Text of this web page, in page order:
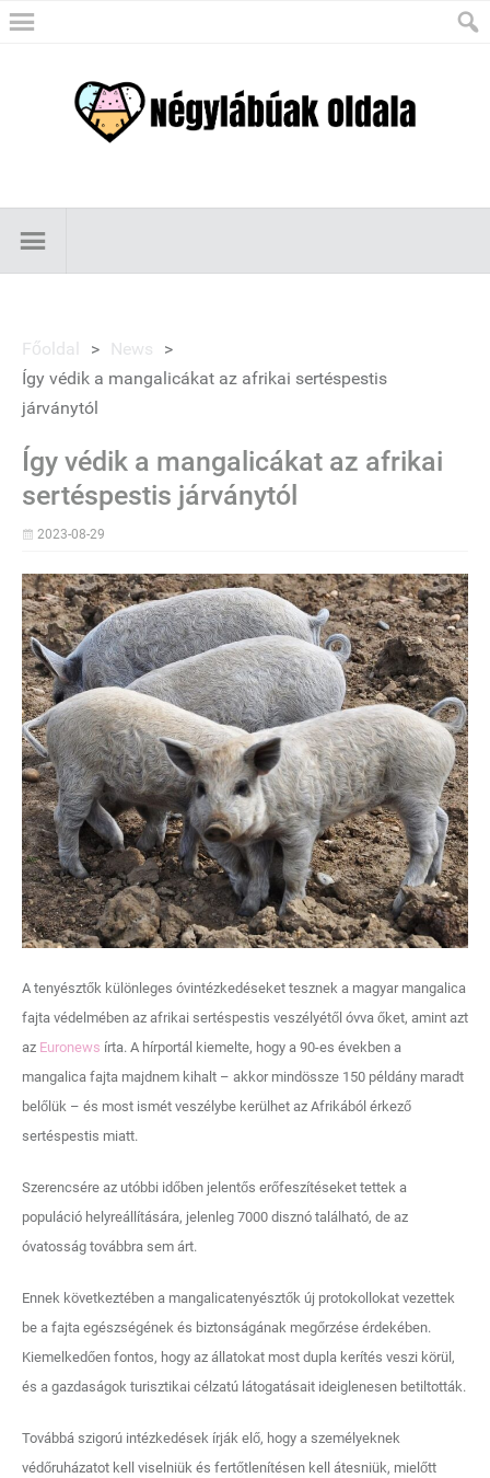
Főoldal > News
>
Így védik a mangalicákat az afrikai sertéspestis
járványtól
Így védik a mangalicákat az afrikai
sertéspestis járványtól
2023-08-29
A tenyésztők különleges óvintézkedéseket tesznek a magyar mangalica
fajta védelmében az afrikai sertéspestis veszélyétől óvva őket, amint azt
az Euronews írta. A hírportál kiemelte, hogy a 90-es években a
mangalica fajta majdnem kihalt – akkor mindössze 150 példány maradt
belőlük – és most ismét veszélybe kerülhet az Afrikából érkező
sertéspestis miatt.
Szerencsére az utóbbi időben jelentős erőfeszítéseket tettek a
populáció helyreállítására, jelenleg 7000 disznó található, de az
óvatosság továbbra sem árt.
Ennek következtében a mangalicatenyésztők új protokollokat vezettek
be a fajta egészségének és biztonságának megőrzése érdekében.
Kiemelkedően fontos, hogy az állatokat most dupla kerítés veszi körül,
és a gazdaságok turisztikai célzatú látogatásait ideiglenesen betiltották.
Továbbá szigorú intézkedések írják elő, hogy a személyeknek
védőruházatot kell viselniük és fertőtlenítésen kell átesniük, mielőtt